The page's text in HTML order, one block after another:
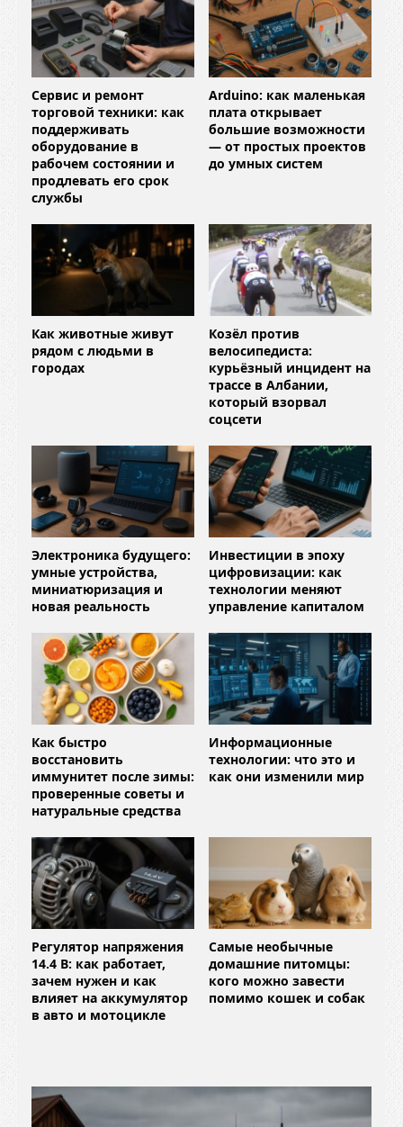
Сервис и ремонт
торговой техники: как
поддерживать
оборудование в
рабочем состоянии и
продлевать его срок
службы
Arduino: как маленькая
плата открывает
большие возможности
— от простых проектов
до умных систем
Как животные живут
рядом с людьми в
городах
Козёл против
велосипедиста:
курьёзный инцидент на
трассе в Албании,
который взорвал
соцсети
Электроника будущего:
умные устройства,
миниатюризация и
новая реальность
Инвестиции в эпоху
цифровизации: как
технологии меняют
управление капиталом
Как быстро
восстановить
иммунитет после зимы:
проверенные советы и
натуральные средства
Информационные
технологии: что это и
как они изменили мир
Регулятор напряжения
14.4 В: как работает,
зачем нужен и как
влияет на аккумулятор
в авто и мотоцикле
Самые необычные
домашние питомцы:
кого можно завести
помимо кошек и собак